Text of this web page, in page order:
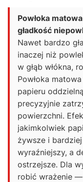
Powłoka
gładkość
Nawet bardzo
inaczej niż
w głąb włókna,
Powłoka
papieru
precyzyjnie
powierzchni.
jakimkolwiek
żywsze i
wyraźniejszy, a
ostrzejsze. Dla
robić wrażenie